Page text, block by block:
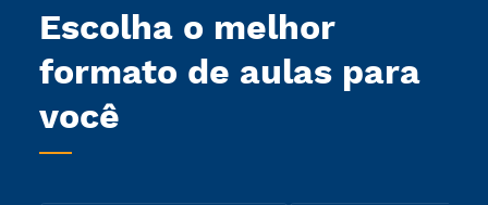
Escolha o melhor
formato de aulas para
você